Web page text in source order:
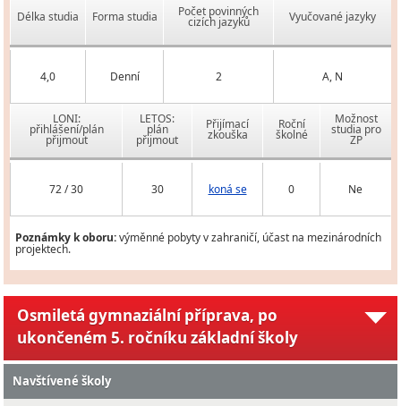
Délka studia Forma studia Počet povinných
cizích jazyků Vyučované jazyky
4,0 Denní 2 A, N
LONI:
přihlášení/plán
přijmout
LETOS:
plán
přijmout
Přijímací
zkouška
Roční
školné
Možnost
studia pro
ZP
72 / 30 30 koná se 0 Ne
Poznámky k oboru:výměnné pobyty v zahraničí, účast na mezinárodních
projektech.
Osmiletá gymnaziální příprava, po
ukončeném 5. ročníku základní školy
Navštívené školy